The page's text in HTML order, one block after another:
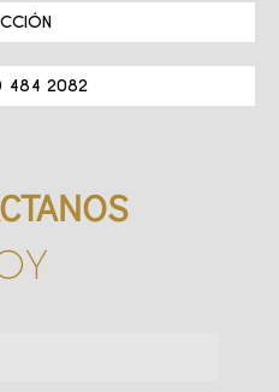
484 2082